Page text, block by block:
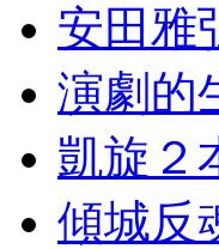
安田雅
演劇的
凱旋２
傾城反